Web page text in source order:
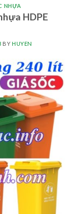
NHỰA
HDPE
BY HUYEN